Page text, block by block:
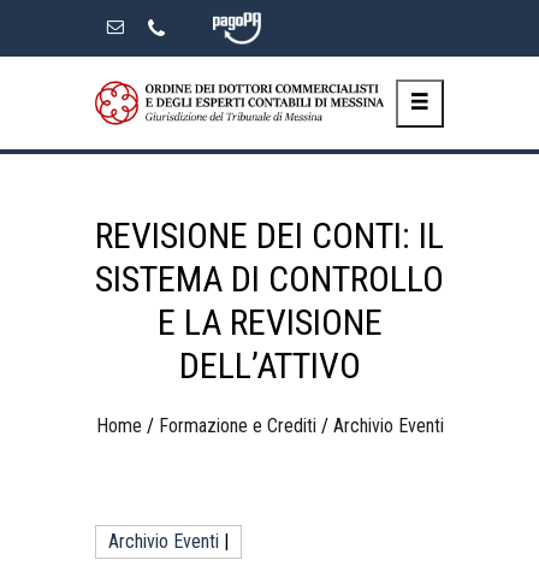
REVISIONE DEI CONTI: IL
SISTEMA DI CONTROLLO
E LA REVISIONE
DELL’ATTIVO
Home / Formazione e Crediti / Archivio Eventi
Archivio Eventi